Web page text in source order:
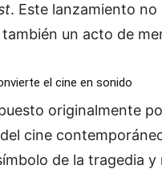
. Este lanzamiento no
también un acto de
el cine en sonido
originalmente
del cine
de la tragedia y